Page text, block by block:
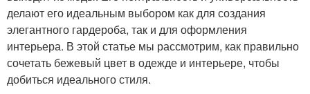
делают его идеальным выбором как для создания
элегантного гардероба, так и для оформления
интерьера. В этой статье мы рассмотрим, как правильно
сочетать бежевый цвет в одежде и интерьере, чтобы
добиться идеального стиля.